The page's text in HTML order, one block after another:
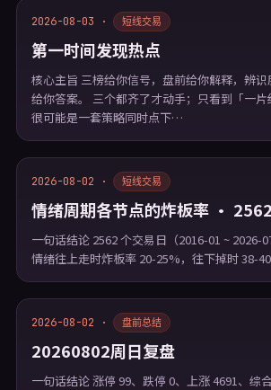
2026-08-03 · 短线交易
第一时间发现热点
核心主旨 三榜给你信号，盘前给你解释，辨
给你答案。 三个都齐了才动手；只看到「一
很可能是一套策略同时点下…
2026-08-02 · 短线交易
情绪周期各节点的炸板率 ·
一句话结论 2562 个交易日（2016-01 ~ 2026-
情绪往上走时炸板率 20-25%，往下掉时 38-
2026-08-02 · 盘前总结
20260802周日复盘
一句话结论 涨停 99、跌停 0、上涨 4691、综